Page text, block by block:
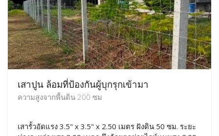
เสาปูน ล้อมที่ป้องกันผู้บุกรุกเข้ามา
ความสูงจากพื้นดิน 200 ซม
เสารั้วอัดแรง 3.5" x 3.5" x 2.50 เมตร ฝังดิน 50 ซม. ระยะ